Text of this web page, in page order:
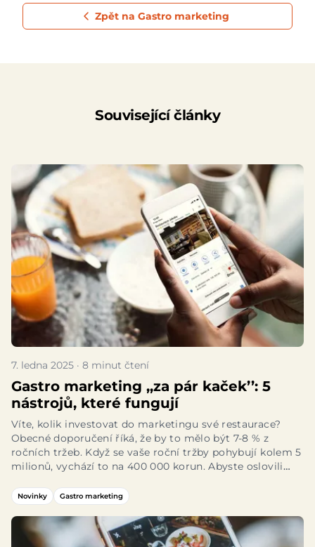
Zpět na Gastro marketing
Související články
7. ledna 2025 · 8 minut čtení
Gastro marketing ‚‚za pár kaček’’: 5
nástrojů, které fungují
Víte, kolik investovat do marketingu své restaurace?
Obecné doporučeníříká, že by to mělo být 7-8 % z
ročních tržeb. Když se vaše roční tržby pohybují kolem 5
milionů, vychází to na 400 000 korun. Abyste oslovili
vás 5 nástrojů, které stojí jen zlomek a přesto fungují.
Novinky Gastro marketing